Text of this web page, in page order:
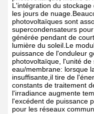
L'intégration du
les jours de
photovoltaïques sont
supercondensateurs
générée pendant de
lumière du soleil.Le
puissance de l'onduleur
photovoltaïque, l'unité
eau/membrane: lorsque
insuffisante,il tire de
constants de traitement
l'irradiance augmente
l'excédent de puissance
pour les réseaux